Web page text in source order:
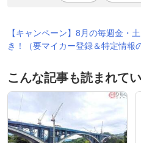
【キャンペーン】8月の毎週金・
き！（要マイカー登録＆特定情報
こんな記事も読まれて